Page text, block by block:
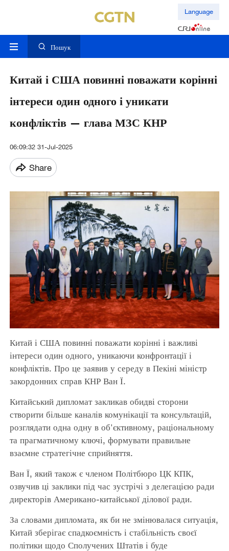
Language
Пошук
Китай і США повинні поважати корінні
інтереси один одного і уникати
конфліктів — глава МЗС КНР
06:09:32 31-Jul-2025
Share
Китай і США повинні поважати корінні і важливі
інтереси один одного, уникаючи конфронтації і
конфліктів. Про це заявив у середу в Пекіні міністр
закордонних справ КНР Ван Ї.
Китайський дипломат закликав обидві сторони
створити більше каналів комунікації та консультацій,
розглядати одна одну в об'єктивному, раціональному
та прагматичному ключі, формувати правильне
взаємне стратегічне сприйняття.
Ван Ї, який також є членом Політбюро ЦК КПК,
озвучив ці заклики під час зустрічі з делегацією ради
директорів Американо-китайської ділової ради.
За словами дипломата, як би не змінювалася ситуація,
Китай зберігає спадкоємність і стабільність своєї
політики щодо Сполучених Штатів і буде